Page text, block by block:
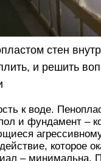
стен
и решить
к воде.
и фундамент –
которое
– минимальна.